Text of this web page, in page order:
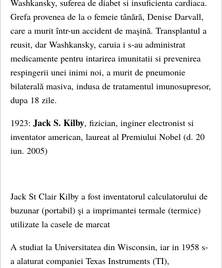
Washkansky, suferea de diabet si insuficienta cardiaca.
Grefa provenea de la o femeie tânără, Denise Darvall,
care a murit într-un accident de maşină. Transplantul a
reusit, dar Washkansky, caruia i s-au administrat
medicamente pentru intarirea imunitatii si prevenirea
respingerii unei inimi noi, a murit de pneumonie
bilaterală masiva, indusa de tratamentul imunosupresor,
dupa 18 zile.
1923: Jack S. Kilby, fizician, inginer electronist si
inventator american, laureat al Premiului Nobel (d. 20
iun. 2005)
Jack St Clair Kilby a fost inventatorul calculatorului de
buzunar (portabil) şi a imprimantei termale (termice)
utilizate la casele de marcat
A studiat la Universitatea din Wisconsin, iar in 1958 s-
a alaturat companiei Texas Instruments (TI),